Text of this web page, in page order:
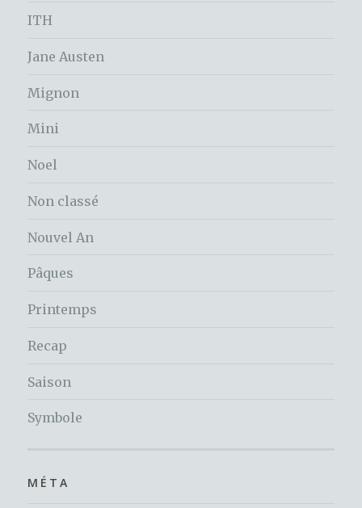
ITH
Jane Austen
Mignon
Mini
Noel
Non classé
Nouvel An
Pâques
Printemps
Recap
Saison
Symbole
MÉTA